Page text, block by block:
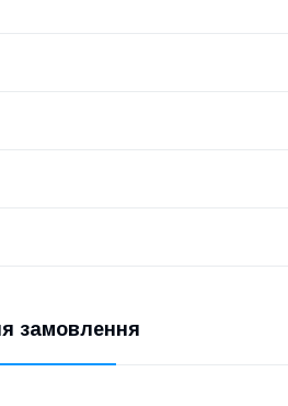
замовлення